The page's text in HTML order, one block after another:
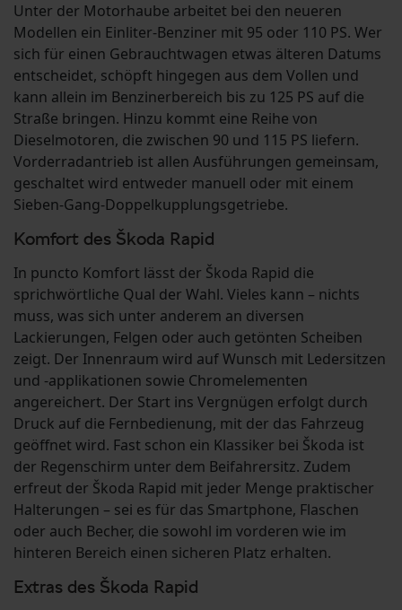
Unter der Motorhaube arbeitet bei den neueren
Modellen ein Einliter-Benziner mit 95 oder 110 PS. Wer
sich für einen Gebrauchtwagen etwas älteren Datums
entscheidet, schöpft hingegen aus dem Vollen und
kann allein im Benzinerbereich bis zu 125 PS auf die
Straße bringen. Hinzu kommt eine Reihe von
Dieselmotoren, die zwischen 90 und 115 PS liefern.
Vorderradantrieb ist allen Ausführungen gemeinsam,
geschaltet wird entweder manuell oder mit einem
Sieben-Gang-Doppelkupplungsgetriebe.
Komfort des Škoda Rapid
In puncto Komfort lässt der Škoda Rapid die
sprichwörtliche Qual der Wahl. Vieles kann – nichts
muss, was sich unter anderem an diversen
Lackierungen, Felgen oder auch getönten Scheiben
zeigt. Der Innenraum wird auf Wunsch mit Ledersitzen
und -applikationen sowie Chromelementen
angereichert. Der Start ins Vergnügen erfolgt durch
Druck auf die Fernbedienung, mit der das Fahrzeug
geöffnet wird. Fast schon ein Klassiker bei Škoda ist
der Regenschirm unter dem Beifahrersitz. Zudem
erfreut der Škoda Rapid mit jeder Menge praktischer
Halterungen – sei es für das Smartphone, Flaschen
oder auch Becher, die sowohl im vorderen wie im
hinteren Bereich einen sicheren Platz erhalten.
Extras des Škoda Rapid